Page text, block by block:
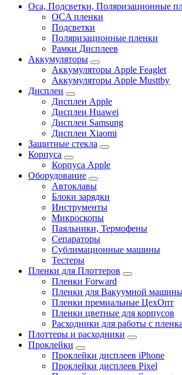
Oca, Подсветки, Поляризационные
OCA пленки
Подсветки
Поляризационные пленки
Рамки Дисплеев
Аккумуляторы
Аккумуляторы Apple Feaglet
Аккумуляторы Apple Musttby
Дисплеи
Дисплеи Apple
Дисплеи Huawei
Дисплеи Samsung
Дисплеи Xiaomi
Защитные стекла
Корпуса
Корпуса Apple
Оборудование
Автоклавы
Блоки зарядки
Инструменты
Микроскопы
Паяльники, Термофены
Сепараторы
Сублимационные машины
Тестеры
Пленки для Плоттеров
Пленки Forward
Пленки для Вакуумной
Пленки премиальные ЦехОпт
Пленки цветные для корпусов
Расходники для работы с
Плоттеры и расходники
Проклейки
Проклейки дисплеев iPhone
Проклейки дисплеев Pixel